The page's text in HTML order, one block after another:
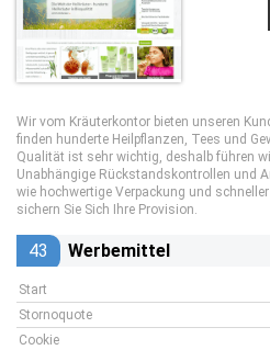
Wir vom Kräuterkontor bieten unseren
finden hunderte Heilpflanzen, Tees und
Qualität ist sehr wichtig, deshalb führen
Unabhängige Rückstandskontrollen und
wie hochwertige Verpackung und
sichern Sie Sich Ihre Provision.
43 Werbemittel
Start
Stornoquote
Cookie